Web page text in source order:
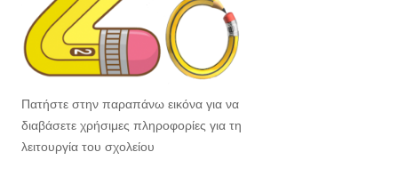
Πατήστε στην παραπάνω εικόνα για να
διαβάσετε χρήσιμες πληροφορίες για τη
λειτουργία του σχολείου